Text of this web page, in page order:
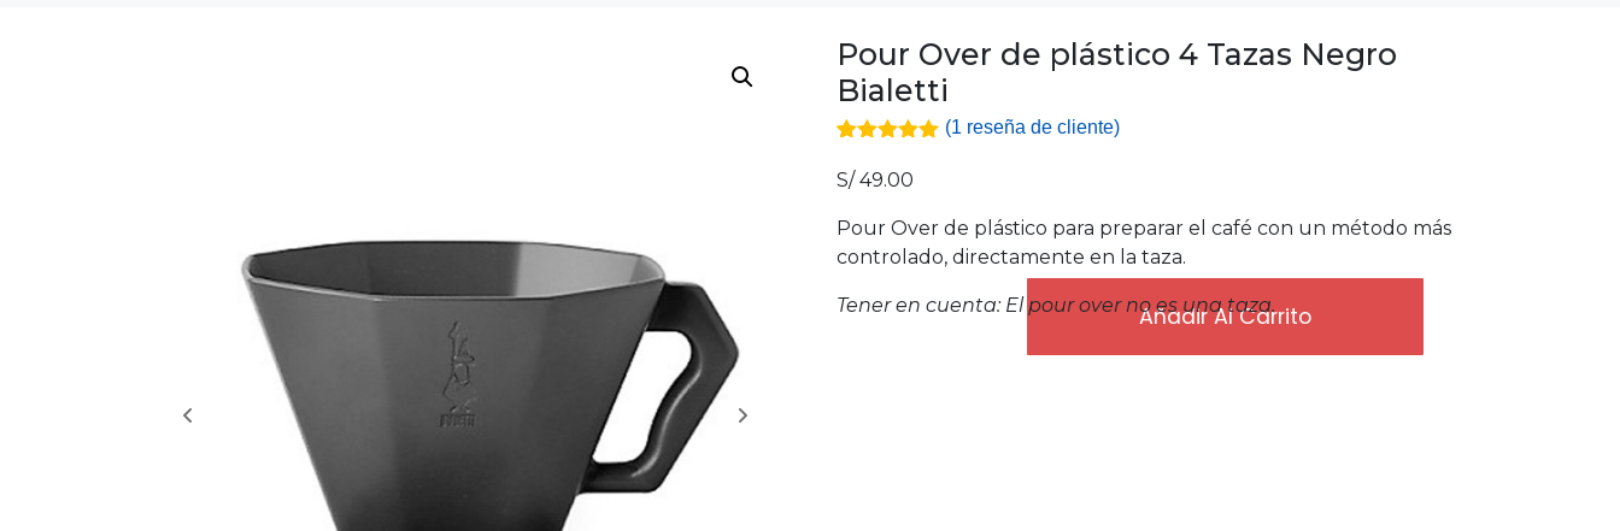
Pour Over de plástico 4 Tazas Negro
Bialetti
basado en
valoración
(1 reseña de cliente)
S/49.00
Pour Over de plástico para preparar el café con un método más
controlado, directamente en la taza.
Tener en cuenta: El pour over no es una taza.
Añadir Al Carrito